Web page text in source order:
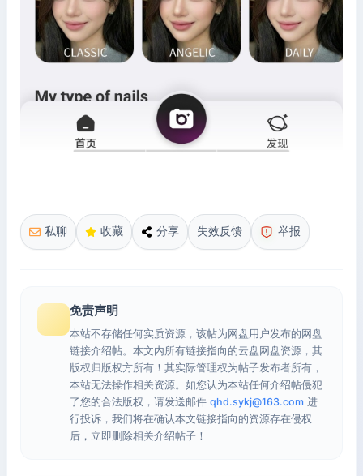
私聊 收藏 分享 失效反馈 举报
免责声明
本站不存储任何实质资源，该帖为网盘用户发布的网盘
链接介绍帖。本文内所有链接指向的云盘网盘资源，其
版权归版权方所有！其实际管理权为帖子发布者所有，
本站无法操作相关资源。如您认为本站任何介绍帖侵犯
了您的合法版权，请发送邮件 qhd.sykj@163.com 进
行投诉，我们将在确认本文链接指向的资源存在侵权
后，立即删除相关介绍帖子！